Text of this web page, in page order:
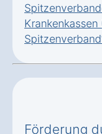
Krankenkassen
Förderung